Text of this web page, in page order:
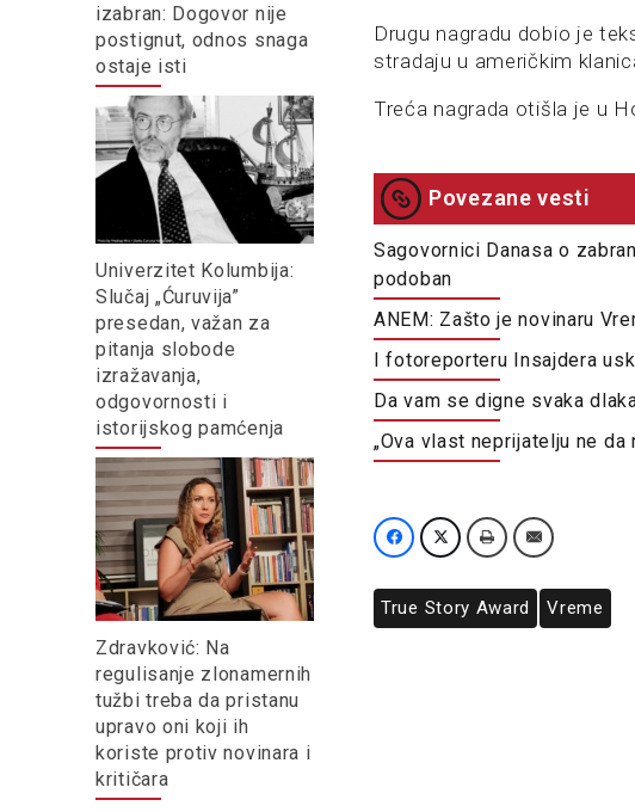
izabran: Dogovor nije
postignut, odnos snaga
ostaje isti
Univerzitet Kolumbija:
Slučaj „Ćuruvija”
presedan, važan za
pitanja slobode
izražavanja,
odgovornosti i
istorijskog pamćenja
Zdravković: Na
regulisanje zlonamernih
tužbi treba da pristanu
upravo oni koji ih
koriste protiv novinara i
kritičara
Drugu nagradu dobio je
stradaju u američkim
Treća nagrada otišla je u
Povezane vesti
Sagovornici Danasa o
podoban
ANEM: Zašto je novinaru
I fotoreporteru Insajdera
Da vam se digne svaka
„Ova vlast neprijatelju ne da
True Story Award Vreme